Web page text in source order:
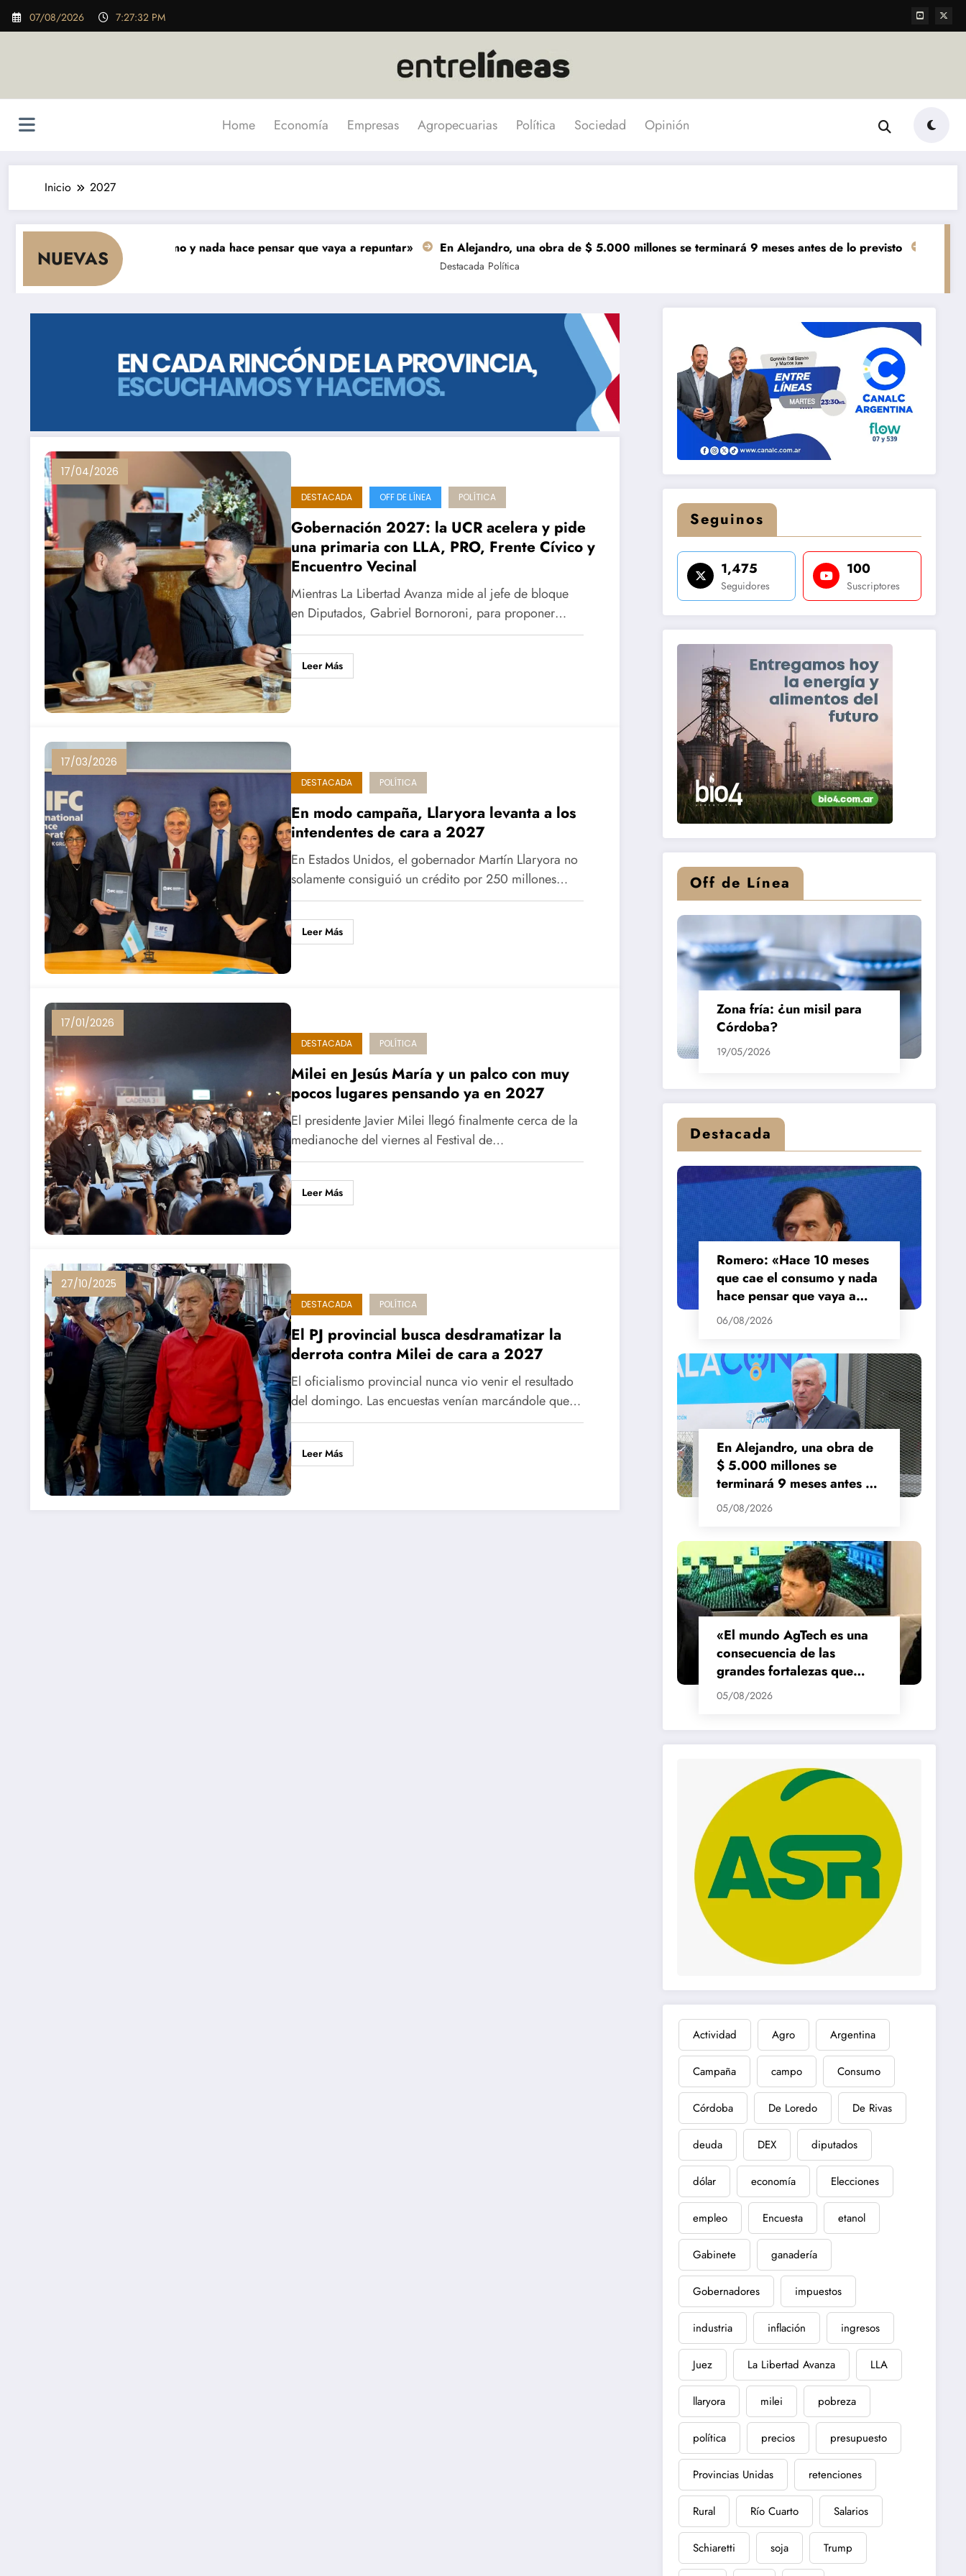
Saltar
07/08/2026 7:27:33 PM
Home Economía Empresas Agropecuarias Política Sociedad Opinión
Inicio 2027
NUEVAS
que cae el consumo y nada hace pensar que vaya a repuntar» En Alejandro, una obra de $ 5.000 millones se terminará 9 meses antes de lo previsto
Política
«El mundo
17/04/2026
DESTACADA OFF DE LÍNEA POLÍTICA
Gobernación 2027: la UCR acelera y pide
una primaria con LLA, PRO, Frente Cívico y
Encuentro Vecinal
Mientras La Libertad Avanza mide al jefe de bloque
en Diputados, Gabriel Bornoroni, para proponer…
Leer Más
17/03/2026
DESTACADA POLÍTICA
En modo campaña, Llaryora levanta a los
intendentes de cara a 2027
En Estados Unidos, el gobernador Martín Llaryora no
solamente consiguió un crédito por 250 millones…
Leer Más
17/01/2026
DESTACADA POLÍTICA
Milei en Jesús María y un palco con muy
pocos lugares pensando ya en 2027
El presidente Javier Milei llegó finalmente cerca de la
medianoche del viernes al Festival de…
Leer Más
27/10/2025
DESTACADA POLÍTICA
El PJ provincial busca desdramatizar la
derrota contra Milei de cara a 2027
El oficialismo provincial nunca vio venir el resultado
del domingo. Las encuestas venían marcándole que…
Leer Más
Seguinos
1,475
Seguidores
100
Suscriptores
Off de Línea
Zona fría: ¿un misil para
Córdoba?
19/05/2026
Destacada
Romero: «Hace 10 meses
que cae el consumo y nada
hace pensar que vaya a
repuntar»
06/08/2026
En Alejandro, una obra de
$ 5.000 millones se
terminará 9 meses antes de
lo previsto
05/08/2026
«El mundo AgTech es una
consecuencia de las
grandes fortalezas que
tenemos en la región»
05/08/2026
Actividad Agro Argentina
Campaña campo Consumo
Córdoba De Loredo De Rivas
deuda DEX diputados
dólar economía Elecciones
empleo Encuesta etanol
Gabinete ganadería
Gobernadores impuestos
industria inflación ingresos
Juez La Libertad Avanza LLA
llaryora milei pobreza
política precios presupuesto
Provincias Unidas retenciones
Rural Río Cuarto Salarios
Schiaretti soja Trump